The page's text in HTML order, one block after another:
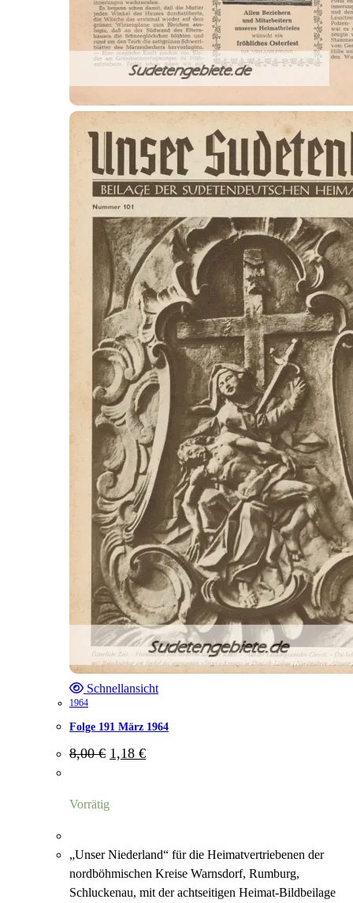
Schnellansicht
1964
Folge 191 März 1964
8,00€ Ursprünglicher
Preis
1,18 €Aktueller
Preis
Vorrätig
„Unser Niederland“ für die Heimatvertriebenen der
nordböhmischen Kreise Warnsdorf, Rumburg,
Schluckenau, mit der achtseitigen Heimat-Bildbeilage